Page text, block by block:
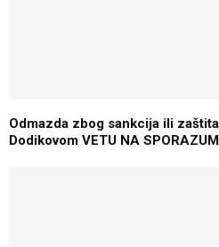
Odmazda zbog sankcija ili
Dodikovom VETU NA